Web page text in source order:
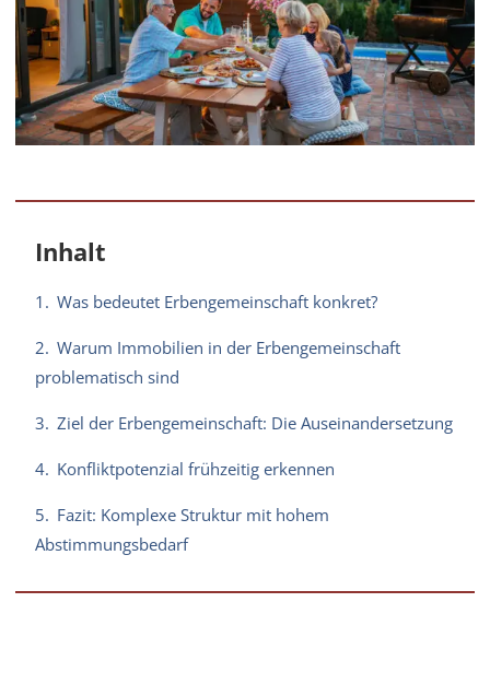
Inhalt
1. Was bedeutet Erbengemeinschaft konkret?
2. Warum Immobilien in der Erbengemeinschaft
problematisch sind
3. Ziel der Erbengemeinschaft: Die Auseinandersetzung
4. Konfliktpotenzial frühzeitig erkennen
5. Fazit: Komplexe Struktur mit hohem
Abstimmungsbedarf